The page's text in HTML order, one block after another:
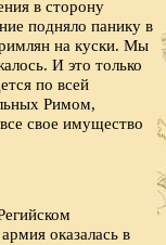
в сторону
подняло панику в
на куски. Мы
И это только
по всей
Римом,
свое имущество
оказалась в